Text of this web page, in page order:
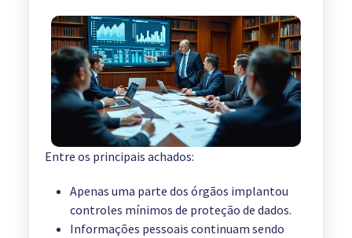
Entre os principais achados:
Apenas uma parte dos órgãos implantou
controles mínimos de proteção de dados.
Informações pessoais continuam sendo